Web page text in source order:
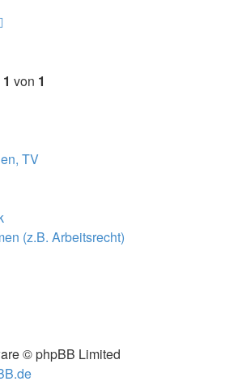
1 von 1
TV
(z.B. Arbeitsrecht)
© phpBB Limited